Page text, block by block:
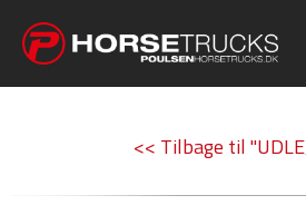
<< Tilbage til